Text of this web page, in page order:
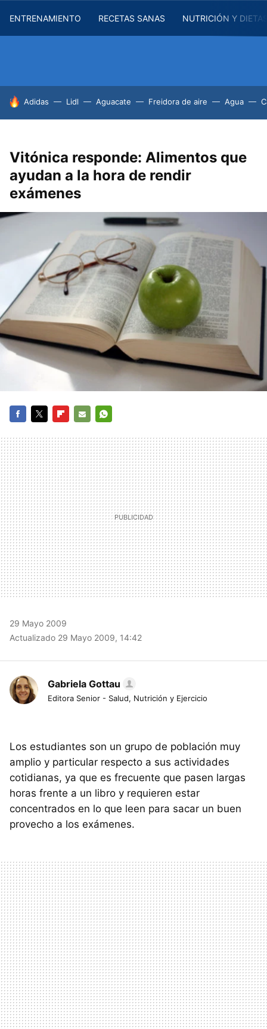
ENTRENAMIENTO RECETAS SANAS NUTRICIÓN Y
HOY SE HABLA DE
Adidas Lidl Aguacate Freidora de aire Agua
Vitónica responde: Alimentos que
ayudan a la hora de rendir
exámenes
MAIL
29 Mayo 2009
Actualizado 29 Mayo 2009, 14:42
Gabriela Gottau
Editora Senior - Salud, Nutrición y Ejercicio
Los estudiantes son un grupo de población muy
amplio y particular respecto a sus actividades
cotidianas, ya que es frecuente que pasen largas
horas frente a un libro y requieren estar
concentrados en lo que leen para sacar un buen
provecho a los exámenes.